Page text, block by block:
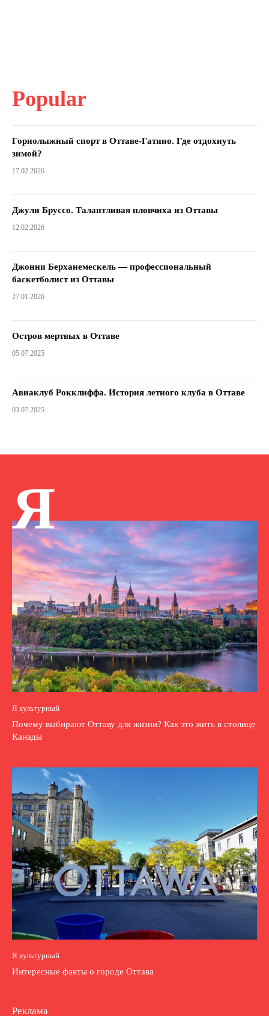
Popular
Горнолыжный спорт в Оттаве-Гатино. Где отдохнуть
зимой?
17.02.2026
Джули Бруссо. Талантливая пловчиха из Оттавы
12.02.2026
Джонни Берханемескель — профессиональный
баскетболист из Оттавы
27.01.2026
Остров мертвых в Оттаве
05.07.2025
Авиаклуб Рокклиффа. История летного клуба в Оттаве
03.07.2025
Я
Я культурный
Почему выбирают Оттаву для жизни? Как это жить в столице
Канады
Я культурный
Интересные факты о городе Оттава
Реклама